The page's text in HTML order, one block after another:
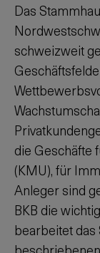
Das
schweizweit
die Geschäfte
(KMU), für
Anleger sind
BKB die
bearbeitet das